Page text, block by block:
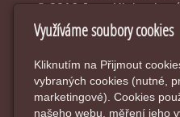
© 2016 Jana
Využíváme soubory cookies
Kliknutím na Přijmout
vybraných cookies (nutné,
marketingové). Cookies
našeho webu, měření jeho